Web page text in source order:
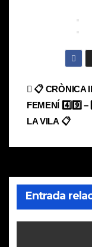
de
📋 CRÒNICA
FEMENÍ 4️⃣9️⃣ –
LA VILA 📋
Entrada